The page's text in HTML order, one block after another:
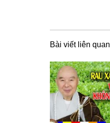
Bài viết liên quan